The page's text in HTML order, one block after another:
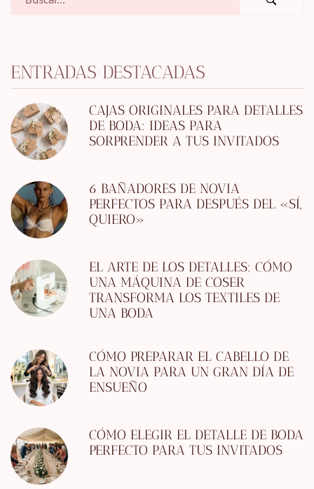
ENTRADAS DESTACADAS
CAJAS ORIGINALES PARA DETALLES
DE BODA: IDEAS PARA
SORPRENDER A TUS INVITADOS
6 BAÑADORES DE NOVIA
PERFECTOS PARA DESPUÉS DEL «SÍ,
QUIERO»
EL ARTE DE LOS DETALLES: CÓMO
UNA MÁQUINA DE COSER
TRANSFORMA LOS TEXTILES DE
UNA BODA
CÓMO PREPARAR EL CABELLO DE
LA NOVIA PARA UN GRAN DÍA DE
ENSUEÑO
CÓMO ELEGIR EL DETALLE DE BODA
PERFECTO PARA TUS INVITADOS